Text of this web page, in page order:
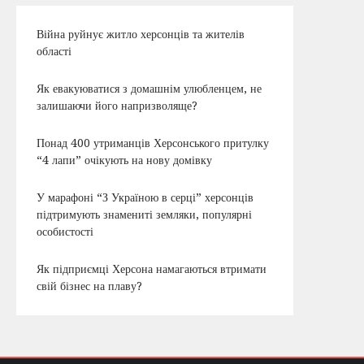
Війна руйнує житло херсонців та жителів
області
Як евакуюватися з домашнім улюбленцем, не
залишаючи його напризволяще?
Понад 400 утриманців Херсонського притулку
“4 лапи” очікують на нову домівку
У марафоні “З Україною в серці” херсонців
підтримують знамениті земляки, популярні
особистості
Як підприємці Херсона намагаються втримати
свій бізнес на плаву?